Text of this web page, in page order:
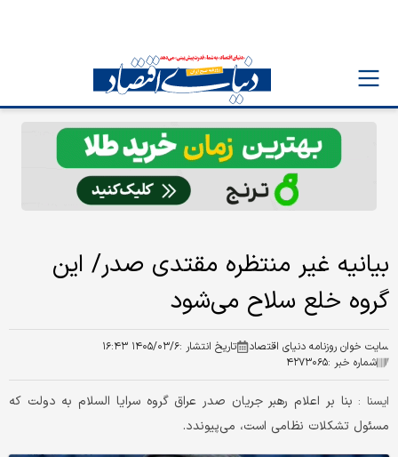
بیانیه غیر منتظره مقتدی صدر/ این
گروه خلع سلاح می‌شود
سایت خوان روزنامه دنیای اقتصاد تاریخ انتشار :۱۴۰۵/۰۳/۶ ۱۶:۴۳
شماره خبر :۴۲۷۳۰۶۵
ايسنا : بنا بر اعلام رهبر جریان صدر عراق گروه سرایا السلام به دولت که
مسئول تشکلات نظامی است، می‌پیوندد.